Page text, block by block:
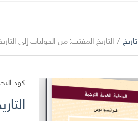
تاريخ / التاريخ المفتت: من الحوليات إلى
كود